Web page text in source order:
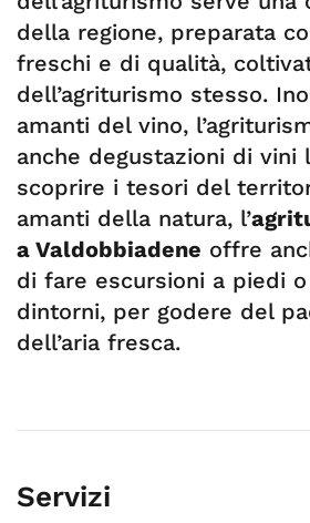
della regione, preparata
freschi e di qualità,
dell’agriturismo stesso.
amanti del vino,
anche degustazioni di vini
scoprire i tesori del
amanti della natura, l’
a Valdobbiadene offre
di fare escursioni a piedi
dintorni, per godere del
dell’aria fresca.
Servizi